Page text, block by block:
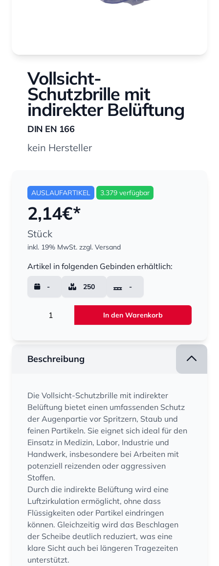
Vollsicht-
Schutzbrille mit
indirekter Belüftung
DIN EN 166
kein Hersteller
AUSLAUFARTIKEL 3.379 verfügbar
2,14€*
Stück
inkl. 19% MwSt. zzgl. Versand
Artikel in folgenden Gebinden erhältlich:
- 250 -
In den Warenkorb
Beschreibung
Die Vollsicht-Schutzbrille mit indirekter
Belüftung bietet einen umfassenden Schutz
der Augenpartie vor Spritzern, Staub und
feinen Partikeln. Sie eignet sich ideal für den
Einsatz in Medizin, Labor, Industrie und
Handwerk, insbesondere bei Arbeiten mit
potenziell reizenden oder aggressiven
Stoffen.
Durch die indirekte Belüftung wird eine
Luftzirkulation ermöglicht, ohne dass
Flüssigkeiten oder Partikel eindringen
können. Gleichzeitig wird das Beschlagen
der Scheibe deutlich reduziert, was eine
klare Sicht auch bei längeren Tragezeiten
unterstützt.